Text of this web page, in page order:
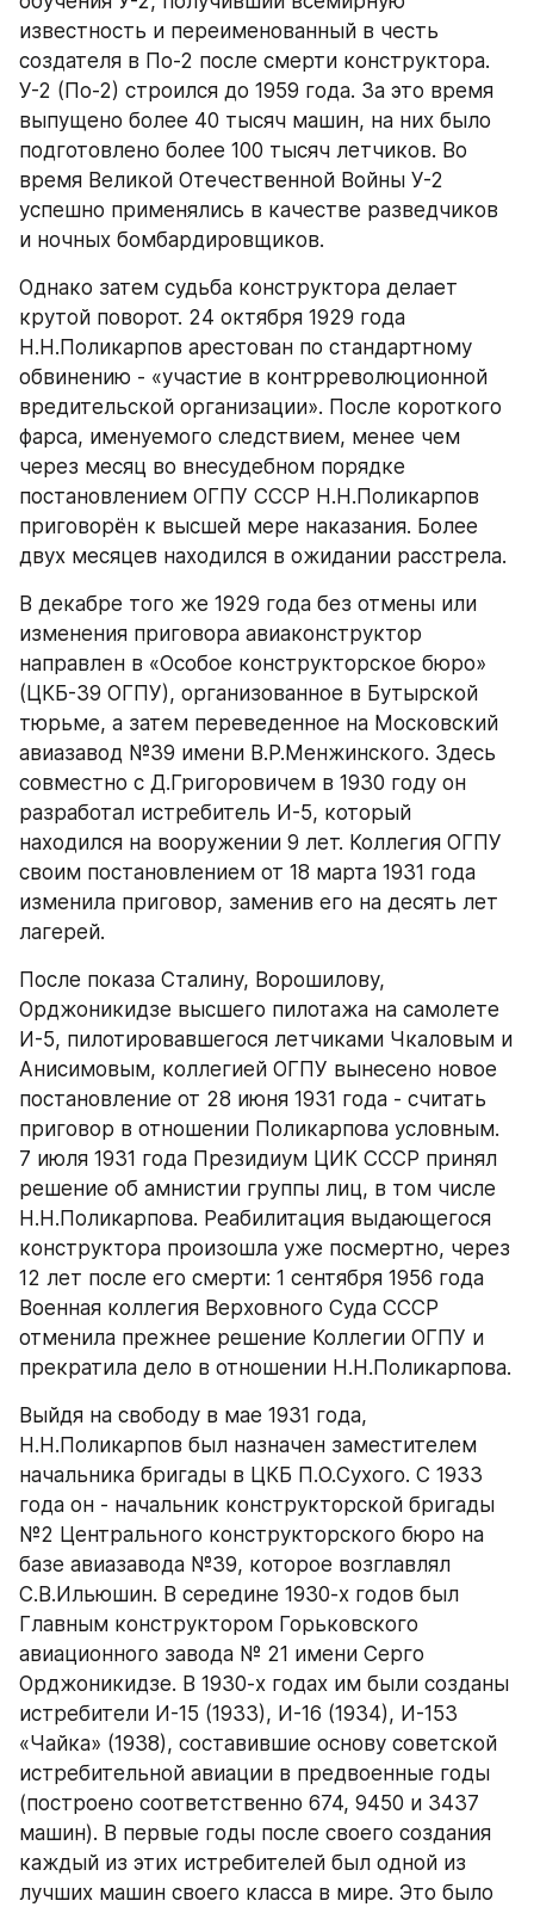
известность и переименованный в честь
создателя в По-2 после смерти конструктора.
У-2 (По-2) строился до 1959 года. За это время
выпущено более 40 тысяч машин, на них было
подготовлено более 100 тысяч летчиков. Во
время Великой Отечественной Войны У-2
успешно применялись в качестве разведчиков
и ночных бомбардировщиков.
Однако затем судьба конструктора делает
крутой поворот. 24 октября 1929 года
Н.Н.Поликарпов арестован по стандартному
обвинению - «участие в контрреволюционной
вредительской организации». После короткого
фарса, именуемого следствием, менее чем
через месяц во внесудебном порядке
постановлением ОГПУ СССР Н.Н.Поликарпов
приговорён к высшей мере наказания. Более
двух месяцев находился в ожидании расстрела.
В декабре того же 1929 года без отмены или
изменения приговора авиаконструктор
направлен в «Особое конструкторское бюро»
(ЦКБ-39 ОГПУ), организованное в Бутырской
тюрьме, а затем переведенное на Московский
авиазавод №39 имени В.Р.Менжинского. Здесь
совместно с Д.Григоровичем в 1930 году он
разработал истребитель И-5, который
находился на вооружении 9 лет. Коллегия ОГПУ
своим постановлением от 18 марта 1931 года
изменила приговор, заменив его на десять лет
лагерей.
После показа Сталину, Ворошилову,
Орджоникидзе высшего пилотажа на самолете
И-5, пилотировавшегося летчиками Чкаловым и
Анисимовым, коллегией ОГПУ вынесено новое
постановление от 28 июня 1931 года - считать
приговор в отношении Поликарпова условным.
7 июля 1931 года Президиум ЦИК СССР принял
решение об амнистии группы лиц, в том числе
Н.Н.Поликарпова. Реабилитация выдающегося
конструктора произошла уже посмертно, через
12 лет после его смерти: 1 сентября 1956 года
Военная коллегия Верховного Суда СССР
отменила прежнее решение Коллегии ОГПУ и
прекратила дело в отношении Н.Н.Поликарпова.
Выйдя на свободу в мае 1931 года,
Н.Н.Поликарпов был назначен заместителем
начальника бригады в ЦКБ П.О.Сухого. С 1933
года он - начальник конструкторской бригады
№2 Центрального конструкторского бюро на
базе авиазавода №39, которое возглавлял
С.В.Ильюшин. В середине 1930-х годов был
Главным конструктором Горьковского
авиационного завода № 21 имени Серго
Орджоникидзе. В 1930-х годах им были созданы
истребители И-15 (1933), И-16 (1934), И-153
«Чайка» (1938), составившие основу советской
истребительной авиации в предвоенные годы
(построено соответственно 674, 9450 и 3437
машин). В первые годы после своего создания
каждый из этих истребителей был одной из
лучших машин своего класса в мире. Это было